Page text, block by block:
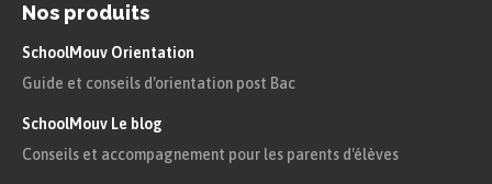
Nos produits
SchoolMouv Orientation
Guide et conseils d'orientation post Bac
SchoolMouv Le blog
Conseils et accompagnement pour les parents d'élèves